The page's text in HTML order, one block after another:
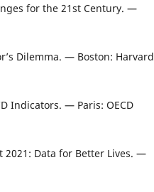
for the 21st Century. —
Dilemma. — Boston: Harvard
Indicators. — Paris: OECD
2021: Data for Better Lives. —